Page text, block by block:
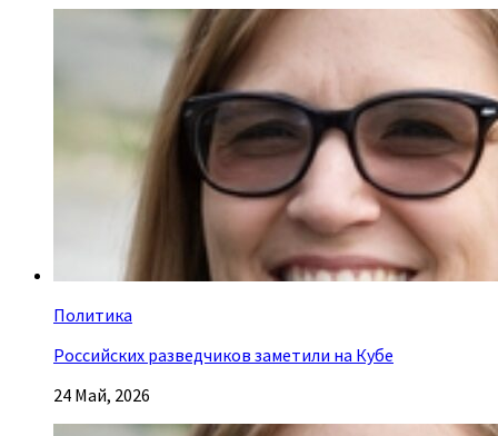
Политика
Российских разведчиков заметили на Кубе
24 Май, 2026